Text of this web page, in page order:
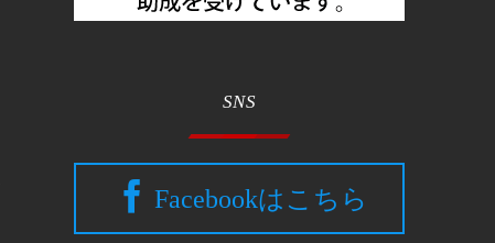
SNS
Facebookはこちら